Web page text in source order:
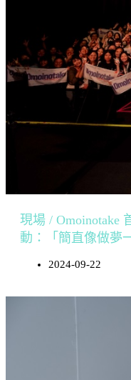
現場 / Omoinotake
動：「簡直像做夢
2024-09-22